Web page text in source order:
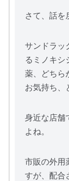
さて、話を
サンドラッ
るミノキシ
薬、どちら
お気持ち、
身近な店舗
よね。
市販の外用
すが、配合